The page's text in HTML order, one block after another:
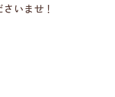
いませ！